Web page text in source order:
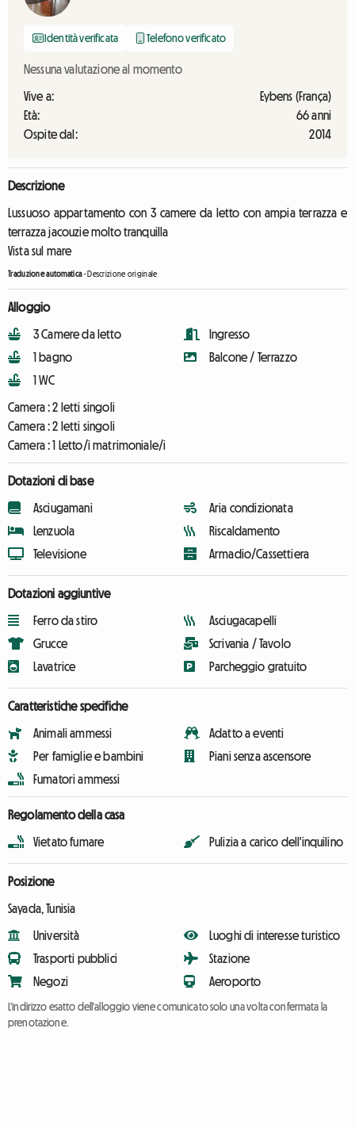
Identità verificata Telefono verificato
Nessuna valutazione al momento
Vive a:
Eybens (França)
Età:
66 anni
Ospite dal:
2014
Descrizione
Lussuoso appartamento con 3 camere da letto con ampia terrazza e
terrazza jacouzie molto tranquilla
Vista sul mare
Traduzione automatica-Descrizione originale
Alloggio
3 Camere da letto
1 bagno
1 WC
Ingresso
Balcone / Terrazzo
Camera :2 letti singoli
Camera :2 letti singoli
Camera :1 Letto/i matrimoniale/i
Dotazioni di base
Asciugamani
Lenzuola
Televisione
Aria condizionata
Riscaldamento
Armadio/Cassettiera
Dotazioni aggiuntive
Ferro da stiro
Grucce
Lavatrice
Asciugacapelli
Scrivania / Tavolo
Parcheggio gratuito
Caratteristiche specifiche
Animali ammessi
Per famiglie e bambini
Fumatori ammessi
Adatto a eventi
Piani senza ascensore
Regolamento della casa
Vietato fumare Pulizia a carico dell'inquilino
Posizione
Sayada, Tunisia
Università
Trasporti pubblici
Negozi
Luoghi di interesse turistico
Stazione
Aeroporto
L'indirizzo esatto dell'alloggio viene comunicato solo una volta confermata la
prenotazione.